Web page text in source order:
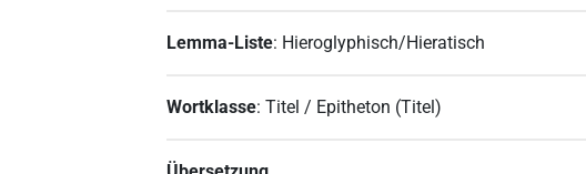
Lemma-Liste: Hieroglyphisch/Hieratisch
Wortklasse:Titel / Epitheton (Titel)